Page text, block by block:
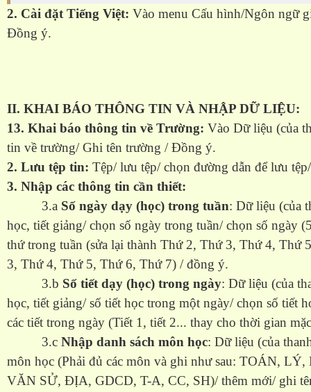
2. Cài đặt Tiếng Việt: Vào menu Cấu hình/Ngôn ngữ
Đồng ý.
II. KHAI BÁO THÔNG TIN VÀ NHẬP DỮ LIỆU:
13. Khai báo thông tin về Trường: Vào Dữ liệu (của
tin về trường/ Ghi tên trường / Đồng ý.
2. Lưu tệp tin: Tệp/ lưu tệp/ chọn đường dẫn để lưu
3. Nhập các thông tin cần thiết:
3.a Số ngày dạy (học) trong tuần: Dữ liệu (của
học, tiết giảng/ chọn số ngày trong tuần/ chọn số ngày
thứ trong tuần (sửa lại thành Thứ 2, Thứ 3, Thứ 4, Thứ
3, Thứ 4, Thứ 5, Thứ 6, Thứ 7) / đồng ý.
3.b Số tiết dạy (học) trong ngày: Dữ liệu (của
học, tiết giảng/ số tiết học trong một ngày/ chọn số tiết
các tiết trong ngày (Tiết 1, tiết 2... thay cho thời gian
3.c Nhập danh sách môn học: Dữ liệu (của
môn học (Phải đủ các môn và ghi như sau: TOÁN,
VĂN SỬ, ĐỊA, GDCD, T-A, CC, SH)/ thêm mới/ ghi